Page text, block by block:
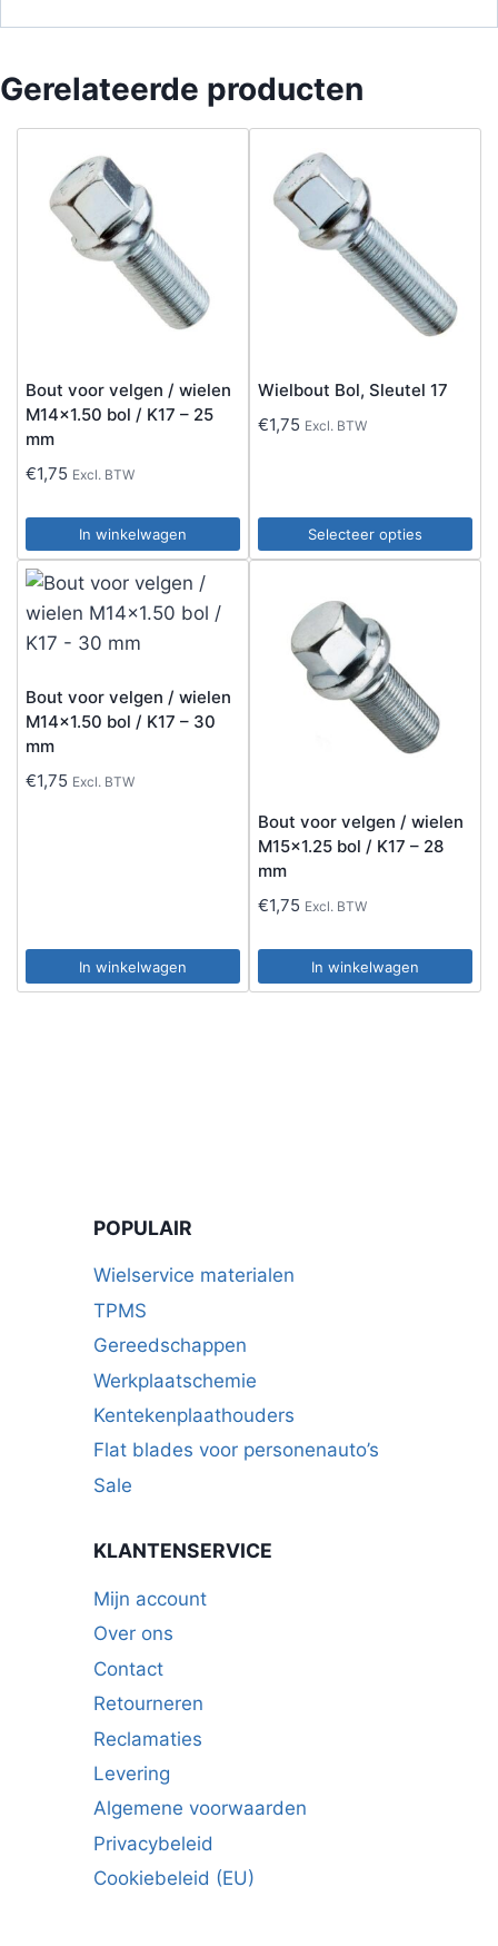
Gerelateerde producten
Bout voor velgen / wielen
M14x1.50 bol / K17 – 25
mm
€1,75 Excl. BTW
In winkelwagen
Wielbout Bol, Sleutel 17
€1,75 Excl. BTW
Selecteer opties
Dit
heeft
meerdere
variaties.
worden
op
de
Bout voor velgen / wielen
M14x1.50 bol / K17 – 30
mm
€1,75 Excl. BTW
In winkelwagen
Bout voor velgen / wielen
M15x1.25 bol / K17 – 28
mm
€1,75 Excl. BTW
In winkelwagen
POPULAIR
Wielservice materialen
TPMS
Gereedschappen
Werkplaatschemie
Kentekenplaathouders
Flat blades voor personenauto’s
Sale
KLANTENSERVICE
Mijn account
Over ons
Contact
Retourneren
Reclamaties
Levering
Algemene voorwaarden
Privacybeleid
Cookiebeleid (EU)